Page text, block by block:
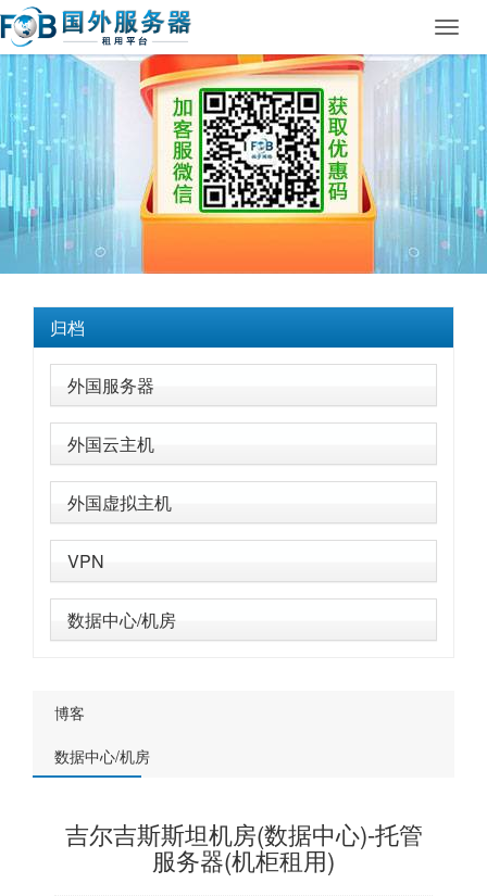
归档
外国服务器
外国云主机
外国虚拟主机
VPN
数据中心/机房
博客
数据中心/机房
吉尔吉斯斯坦机房(数据中心)-托管
服务器(机柜租用)